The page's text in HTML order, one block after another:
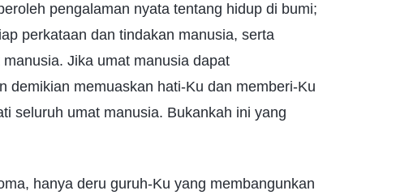
pengalaman nyata tentang hidup di bumi;
perkataan dan tindakan manusia, serta
Jika umat manusia dapat
demikian memuaskan hati-Ku dan memberi-Ku
seluruh umat manusia. Bukankah ini yang
hanya deru guruh-Ku yang membangunkan